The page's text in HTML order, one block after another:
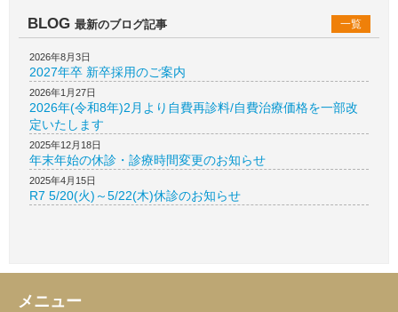
BLOG 最新のブログ記事 一覧
2026年8月3日
2027年卒 新卒採用のご案内
2026年1月27日
2026年(令和8年)2月より自費再診料/自費治療価格を一部改
定いたします
2025年12月18日
年末年始の休診・診療時間変更のお知らせ
2025年4月15日
R7 5/20(火)～5/22(木)休診のお知らせ
メニュー